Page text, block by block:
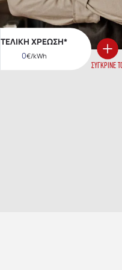
ΤΕΛΙΚΗ ΧΡΕΩΣΗ*
0€/kWh
ΣΥΓΚΡΙΝΕ